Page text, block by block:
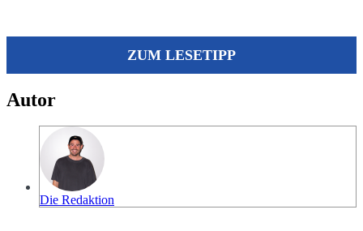
ZUM LESETIPP
Autor
Die Redaktion